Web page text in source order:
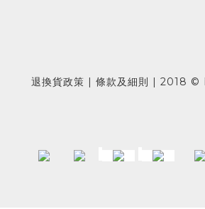
退換貨政策 | 條款及細則 | 2018